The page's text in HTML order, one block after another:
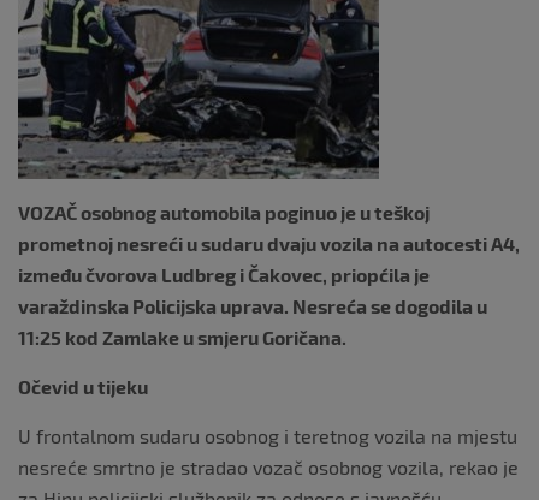
VOZAČ osobnog automobila poginuo je u teškoj
prometnoj nesreći u sudaru dvaju vozila na autocesti A4,
između čvorova Ludbreg i Čakovec, priopćila je
varaždinska Policijska uprava. Nesreća se dogodila u
11:25 kod Zamlake u smjeru Goričana.
Očevid u tijeku
U frontalnom sudaru osobnog i teretnog vozila na mjestu
nesreće smrtno je stradao vozač osobnog vozila, rekao je